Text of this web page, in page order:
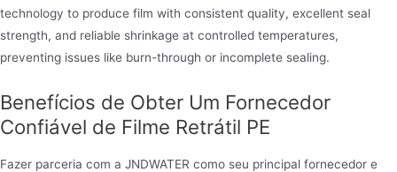
technology to produce film with consistent quality, excellent seal
strength, and reliable shrinkage at controlled temperatures,
preventing issues like burn-through or incomplete sealing.
Benefícios de Obter Um Fornecedor
Confiável de Filme Retrátil PE
Fazer parceria com a JNDWATER como seu principal fornecedor e